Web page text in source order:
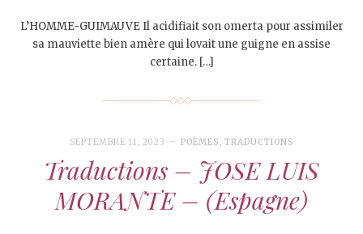
L’HOMME-GUIMAUVE Il acidifiait son omerta pour assimiler
sa mauviette bien amère qui lovait une guigne en assise
certaine. […]
SEPTEMBRE 11, 2023 POÈMES , TRADUCTIONS
Traductions – JOSE LUIS
MORANTE – (Espagne)